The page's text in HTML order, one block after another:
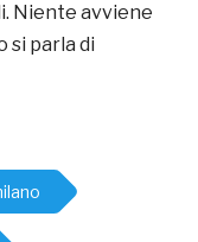
Niente avviene
si parla di